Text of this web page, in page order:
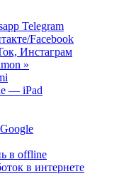
Telegram
Facebook
Инстаграм
»
— iPad
в offline
в интернете